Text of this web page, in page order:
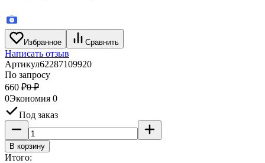
Избранное Сравнить
Написать отзыв
Артикул62287109920
По запросу
660 ₽0 ₽
0Экономия 0
Под заказ
В корзину
Итого: